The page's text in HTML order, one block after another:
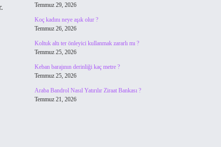
Temmuz 29, 2026
Koç kadını neye aşık olur ?
Temmuz 26, 2026
Koltuk altı ter önleyici kullanmak zararlı mı ?
Temmuz 25, 2026
Keban barajının derinliği kaç metre ?
Temmuz 25, 2026
Araba Bandrol Nasıl Yatırılır Ziraat Bankası ?
Temmuz 21, 2026